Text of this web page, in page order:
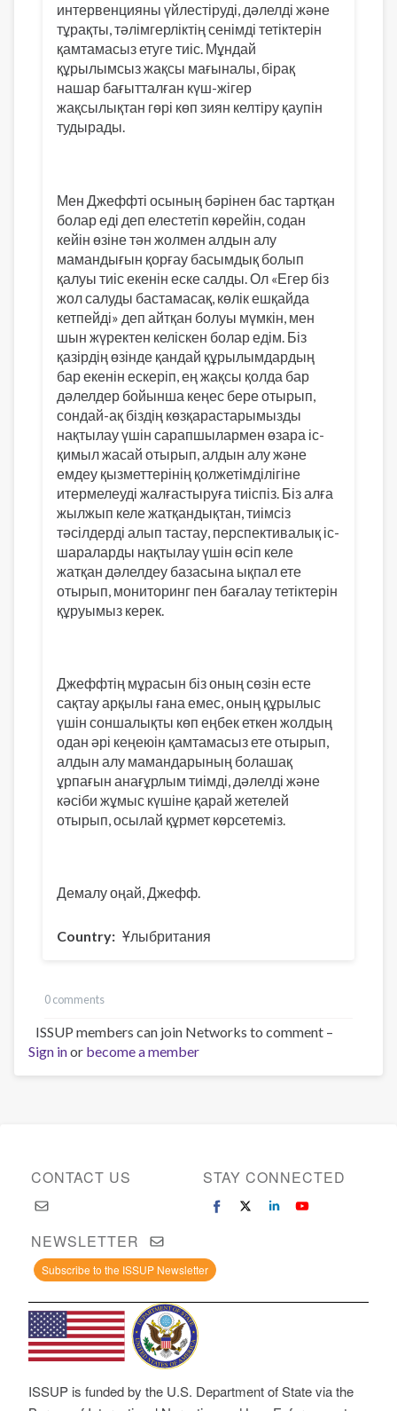
интервенцияны үйлестіруді, дәлелді және
тұрақты, тәлімгерліктің сенімді тетіктерін
қамтамасыз етуге тиіс. Мұндай
құрылымсыз жақсы мағыналы, бірақ
нашар бағытталған күш-жігер
жақсылықтан гөрі көп зиян келтіру қаупін
тудырады.
Мен Джеффті осының бәрінен бас тартқан
болар еді деп елестетіп көрейін, содан
кейін өзіне тән жолмен алдын алу
мамандығын қорғау басымдық болып
қалуы тиіс екенін еске салды. Ол «Егер біз
жол салуды бастамасақ, көлік ешқайда
кетпейді» деп айтқан болуы мүмкін, мен
шын жүректен келіскен болар едім. Біз
қазірдің өзінде қандай құрылымдардың
бар екенін ескеріп, ең жақсы қолда бар
дәлелдер бойынша кеңес бере отырып,
сондай-ақ біздің көзқарастарымызды
нақтылау үшін сарапшылармен өзара іс-
қимыл жасай отырып, алдын алу және
емдеу қызметтерінің қолжетімділігіне
итермелеуді жалғастыруға тиіспіз. Біз алға
жылжып келе жатқандықтан, тиімсіз
тәсілдерді алып тастау, перспективалық іс-
шараларды нақтылау үшін өсіп келе
жатқан дәлелдеу базасына ықпал ете
отырып, мониторинг пен бағалау тетіктерін
құруымыз керек.
Джеффтің мұрасын біз оның сөзін есте
сақтау арқылы ғана емес, оның құрылыс
үшін соншалықты көп еңбек еткен жолдың
одан әрі кеңеюін қамтамасыз ете отырып,
алдын алу мамандарының болашақ
ұрпағын анағұрлым тиімді, дәлелді және
кәсіби жұмыс күшіне қарай жетелей
отырып, осылай құрмет көрсетеміз.
Демалу оңай, Джефф.
Country Ұлыбритания
0 comments
ISSUP members can join Networks to comment –
Sign inor become a member
CONTACT US STAY CONNECTED
NEWSLETTER
Subscribe to the ISSUP Newsletter
ISSUP is funded by the U.S. Department of State via the